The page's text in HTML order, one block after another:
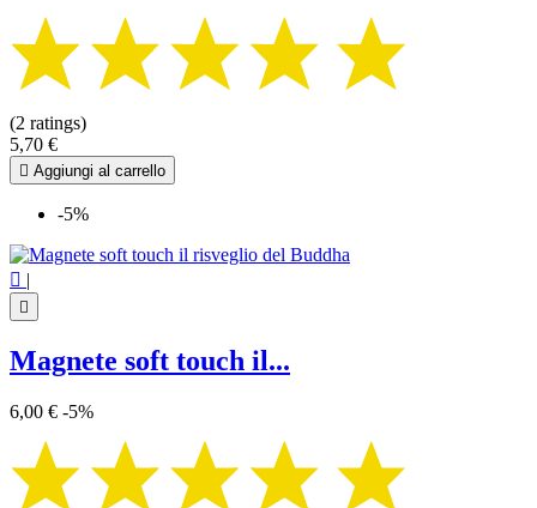
(2 ratings)
5,70 €
 Aggiungi al carrello
-5%
 |

Magnete soft touch il...
6,00 € -5%